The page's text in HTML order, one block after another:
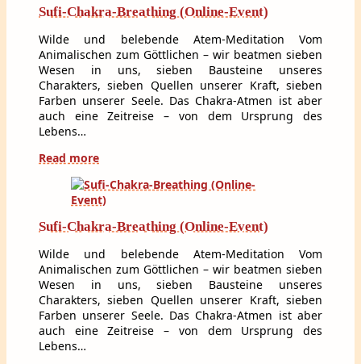
Sufi-Chakra-Breathing (Online-Event)
Wilde und belebende Atem-Meditation Vom
Animalischen zum Göttlichen – wir beatmen sieben
Wesen in uns, sieben Bausteine unseres
Charakters, sieben Quellen unserer Kraft, sieben
Farben unserer Seele. Das Chakra-Atmen ist aber
auch eine Zeitreise – von dem Ursprung des
Lebens…
Read more
Sufi-Chakra-Breathing (Online-Event)
Wilde und belebende Atem-Meditation Vom
Animalischen zum Göttlichen – wir beatmen sieben
Wesen in uns, sieben Bausteine unseres
Charakters, sieben Quellen unserer Kraft, sieben
Farben unserer Seele. Das Chakra-Atmen ist aber
auch eine Zeitreise – von dem Ursprung des
Lebens…